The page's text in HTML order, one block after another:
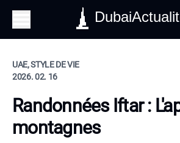
UAE, STYLE DE VIE
2026. 02. 16
Randonnées Iftar :
montagnes